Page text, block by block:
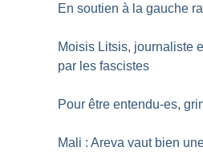
En soutien à la gauche
Moisis Litsis, journaliste
par les fascistes
Pour être entendu-es,
Mali : Areva vaut bien